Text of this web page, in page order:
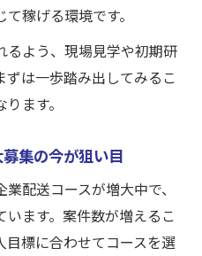
稼げる環境です。
るよう、現場見学や初期研
は一歩踏み出してみるこ
ます。
集の今が狙い目
配送コースが増大中で、
います。案件数が増えるこ
目標に合わせてコースを選